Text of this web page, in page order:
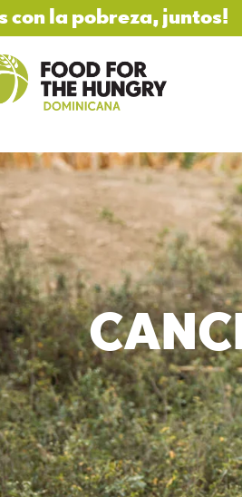
con la pobreza, juntos!